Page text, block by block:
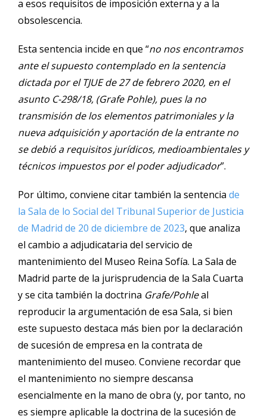
a esos requisitos de imposición externa y a la
obsolescencia.
Esta sentencia incide en que “no nos encontramos
ante el supuesto contemplado en la sentencia
dictada por el TJUE de 27 de febrero 2020, en el
asunto C-298/18, (Grafe Pohle), pues la no
transmisión de los elementos patrimoniales y la
nueva adquisición y aportación de la entrante no
se debió a requisitos jurídicos, medioambientales y
técnicos impuestos por el poder adjudicador”.
Por último, conviene citar también la sentencia de
la Sala de lo Social del Tribunal Superior de Justicia
de Madrid de 20 de diciembre de 2023, que analiza
el cambio a adjudicataria del servicio de
mantenimiento del Museo Reina Sofía. La Sala de
Madrid parte de la jurisprudencia de la Sala Cuarta
y se cita también la doctrina Grafe/Pohleal
reproducir la argumentación de esa Sala, si bien
este supuesto destaca más bien por la declaración
de sucesión de empresa en la contrata de
mantenimiento del museo. Conviene recordar que
el mantenimiento no siempre descansa
esencialmente en la mano de obra (y, por tanto, no
es siempre aplicable la doctrina de la sucesión de